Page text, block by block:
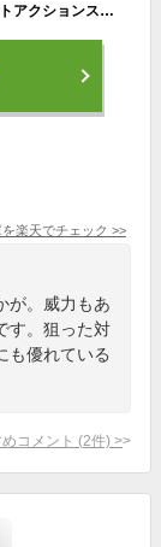
Double Eagle ダブルイーグル Magpul Pro 700 ボルトアクションスナイパーライフル 電動ガン ガンケース付 Black エアガン 18歳以上
楽天でチェック >>
が。威力もあ
す。狙った対
も優れている
コメント (2件) >